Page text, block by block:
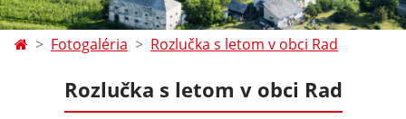
Fotogaléria Rozlučka s letom v obci Rad
Rozlučka s letom v obci Rad